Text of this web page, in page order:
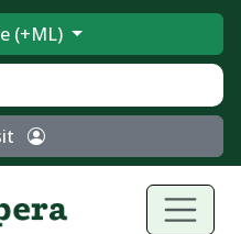
(+ML)